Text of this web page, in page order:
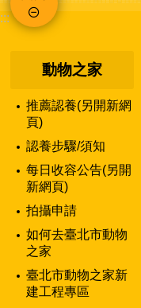
:::
動物之家
推薦認養(另開新網
頁)
認養步驟/須知
每日收容公告(另開
新網頁)
拍攝申請
如何去臺北市動物
之家
臺北市動物之家新
建工程專區